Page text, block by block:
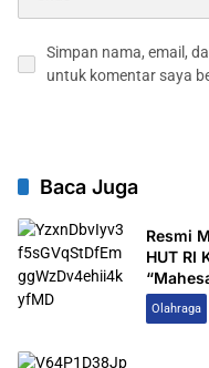
Simpan nama, email,
untuk komentar saya
Baca Juga
Resmi
HUT RI
Olahraga